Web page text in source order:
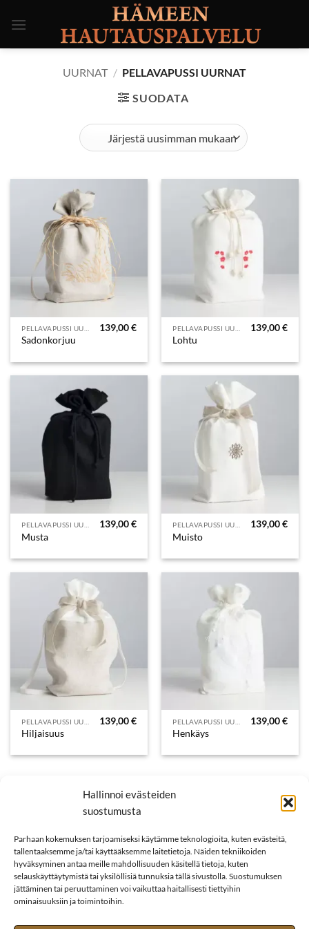
Hallinnoi evästeiden
suostumusta
Parhaan kokemuksen tarjoamiseksi käytämme teknologioita, kuten evästeitä,
tallentaaksemme ja/tai käyttääksemme laitetietoja. Näiden tekniikoiden
hyväksyminen antaa meille mahdollisuuden käsitellä tietoja, kuten
selauskäyttäytymistä tai yksilöllisiä tunnuksia tällä sivustolla. Suostumuksen
jättäminen tai peruuttaminen voi vaikuttaa haitallisesti tiettyihin
ominaisuuksiin ja toimintoihin.
UURNAT / PELLAVAPUSSI UURNAT
SUODATA
Sadonkorjuu
139,00€
Lohtu
139,00€
Musta
139,00€
Muisto
139,00€
Hiljaisuus
139,00€
Henkäys
139,00€